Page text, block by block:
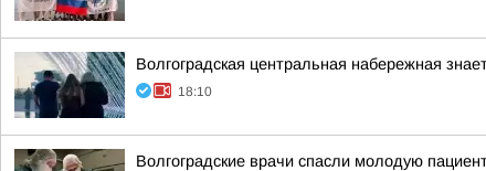
Волгоградская центральная набережная
18:10
Волгоградские врачи спасли молодую